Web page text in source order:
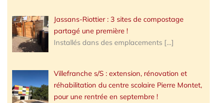
Jassans-Riottier : 3 sites de compostage
partagé une première !
Installés dans des emplacements […]
Villefranche s/S : extension, rénovation et
réhabilitation du centre scolaire Pierre Montet,
pour une rentrée en septembre !